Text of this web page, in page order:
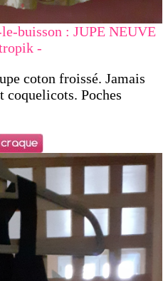
buisson : JUPE NEUVE
-
coton froissé. Jamais
coquelicots. Poches